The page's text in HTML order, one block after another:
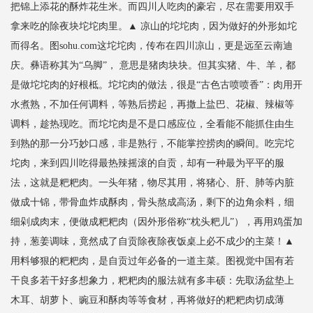
把锦上添花的酥炸花生米。而四川人吃肉的豪宕，尽在需要用双手
拿来吃的除夜块坨坨肉里。▲ 凉山的坨坨肉，因为做好的外形如坨
而得名。图sohu.com这坨坨肉，传布在四川凉山，更是远至云南迪
庆。彝语称其为“乌脚”， 意思是猪肉块块。但其实猪、牛、羊，都
是做坨坨肉的好根柢。坨坨肉的做法，很是“古色古喷喷香”：肉用开
水煮熟，不加任何调料，等熟后捞起，再撒上盐巴、花椒、辣椒等
调料，趁热现吃。而坨坨肉是不是口感应位，全看能不能抓住由生
到熟的那一分巧妙口感，非是熟行，不能掌控捞肉的瞬间。吃完坨
坨肉，来到四川吃得最热辣摇滚的自贡，却有一种最为平平的服
法，这就是粑粑肉。一头年猪，物尽其用，将猪心、肝、肺等内脏
做成十锦，带骨血炸成酥肉，骨头熬成高汤，剩下的边角余料，细
细剁成肉末，便做成粑粑肉（因外形俗称“枕头粑儿”），再用鸡蛋加
持，葱姜调味，竟然成了自贡除夜除夜饭桌上必不成少的主菜！▲
用料够狠的粑粑肉，是自贡过年必备的一道主菜。图视觉中国有若
干良多若干好多想象力，粑粑肉的服法就有多丰硕：先取汤盆垫上
木耳、胡萝卜、豌豆和酥肉等等食材，再将做好的粑粑肉切成薄